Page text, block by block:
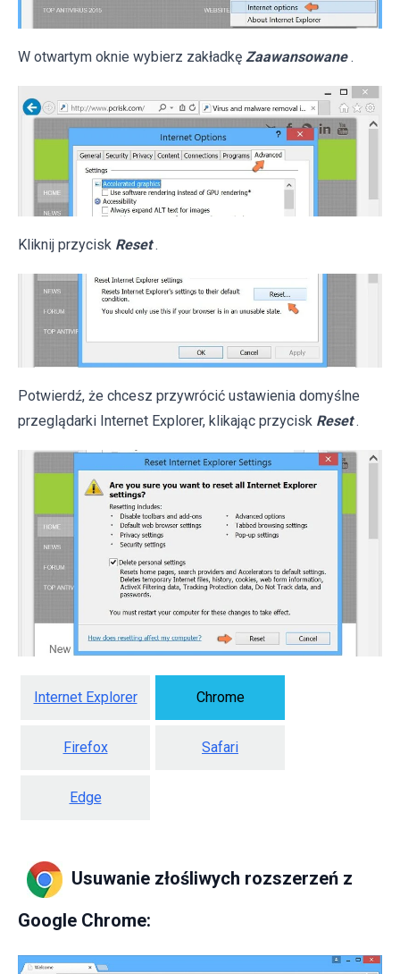
W otwartym oknie wybierz zakładkę Zaawansowane .
Kliknij przycisk Reset .
Potwierdź, że chcesz przywrócić ustawienia domyślne
przeglądarki Internet Explorer, klikając przycisk Reset .
Internet Explorer Chrome
Firefox Safari
Edge
Usuwanie złośliwych rozszerzeń z
Google Chrome: